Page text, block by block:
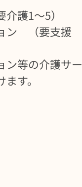
護1～5）
ン （要支援
ン等の介護サー
す。